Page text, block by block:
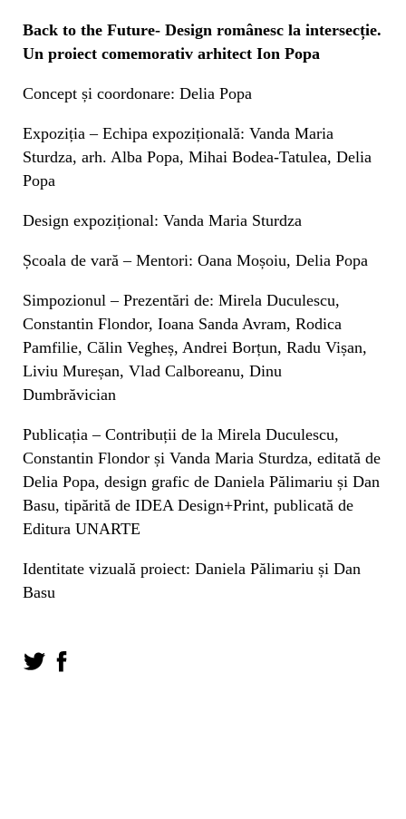
Back to the Future- Design românesc la intersecție.
Un proiect comemorativ arhitect Ion Popa
Concept și coordonare: Delia Popa
Expoziția – Echipa expozițională: Vanda Maria
Sturdza, arh. Alba Popa, Mihai Bodea-Tatulea, Delia
Popa
Design expozițional: Vanda Maria Sturdza
Școala de vară – Mentori: Oana Moșoiu, Delia Popa
Simpozionul – Prezentări de: Mirela Duculescu,
Constantin Flondor, Ioana Sanda Avram, Rodica
Pamfilie, Călin Vegheș, Andrei Borțun, Radu Vișan,
Liviu Mureșan, Vlad Calboreanu, Dinu
Dumbrăvician
Publicația – Contribuții de la Mirela Duculescu,
Constantin Flondor și Vanda Maria Sturdza, editată de
Delia Popa, design grafic de Daniela Pălimariu și Dan
Basu, tipărită de IDEA Design+Print, publicată de
Editura UNARTE
Identitate vizuală proiect: Daniela Pălimariu și Dan
Basu